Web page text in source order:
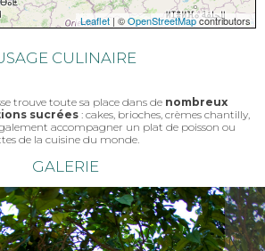
Leaflet | ©OpenStreetMapcontributors
CULINAIRE
trouve toute sa place dans de nombreux
sucrées : cakes, brioches, crèmes chantilly,
accompagner un plat de poisson ou
de la cuisine du monde.
GALERIE